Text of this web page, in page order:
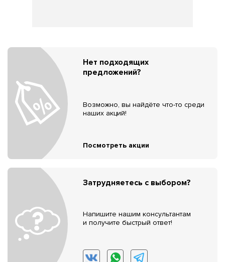
Нет подходящих
предложений?
Возможно, вы найдёте что-то среди
наших акций!
Посмотреть акции
Затрудняетесь с выбором?
Напишите нашим консультантам
и получите быстрый ответ!